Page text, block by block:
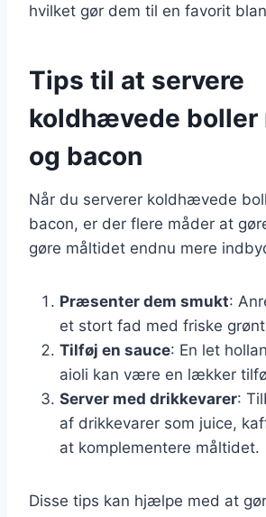
hvilket gør dem til en favorit
Tips til at servere
koldhævede boller
og bacon
Når du serverer koldhævede
bacon, er der flere måder at
gøre måltidet endnu mere
Præsenter dem smukt:
et stort fad med friske
Tilføj en sauce: En let
aioli kan være en lækker
Server med drikkevarer:
af drikkevarer som juice,
at komplementere måltidet.
Disse tips kan hjælpe med at